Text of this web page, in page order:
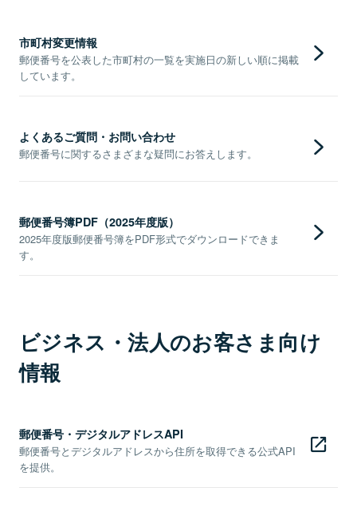
市町村変更情報
郵便番号を公表した市町村の一覧を実施日の新しい順に掲載
しています。
よくあるご質問・お問い合わせ
郵便番号に関するさまざまな疑問にお答えします。
郵便番号簿PDF（2025年度版）
2025年度版郵便番号簿をPDF形式でダウンロードできま
す。
ビジネス・法人のお客さま向け
情報
郵便番号・デジタルアドレスAPI
郵便番号とデジタルアドレスから住所を取得できる公式API
を提供。